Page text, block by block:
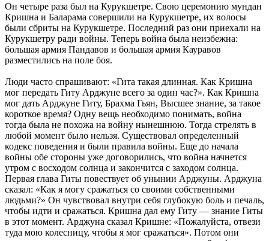
Он четыре раза был на Курукшетре. Свою церемонию мундан
Кришна и Баларама совершили на Курукшетре, их волосы
были сбриты на Курукшетре. Последний раз они приехали на
Курукшетру ради войны. Теперь война была неизбежна:
большая армия Пандавов и большая армия Кауравов
разместились на поле боя.
Люди часто спрашивают: «Гита такая длинная. Как Кришна
мог передать Гиту Арджуне всего за один час?». Как Кришна
мог дать Арджуне Гиту, Брахма Гьян, Высшее знание, за такое
короткое время? Одну вещь необходимо понимать, война
тогда была не похожа на войну нынешнюю. Тогда стрелять в
любой момент было нельзя. Существовал определенный
кодекс поведения и были правила войны. Еще до начала
войны обе стороны уже договорились, что война начнется
утром с восходом солнца и закончится с заходом солнца.
Первая глава Гиты повествует об унынии Арджуны. Арджуна
сказал: «Как я могу сражаться со своими собственными
людьми?» Он чувствовал внутри себя глубокую боль и печаль,
чтобы идти и сражаться. Кришна дал ему Гиту — знание Гиты
в этот момент. Арджуна сказал Кришне: «Пожалуйста, отвези
туда мою колесницу, чтобы я мог сражаться». Потом они